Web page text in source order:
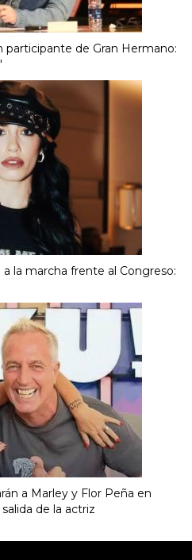
de Gran Hermano:
la marcha frente al Congreso:
a Marley y Flor Peña en
de la actriz